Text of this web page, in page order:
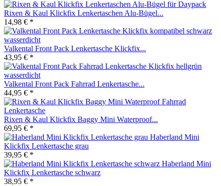
Rixen & Kaul Klickfix Lenkertaschen Alu-Bügel...
14,98 € *
Valkental Front Pack Lenkertasche Klickfix...
43,95 € *
Valkental Front Pack Fahrrad Lenkertasche...
44,95 € *
Rixen & Kaul Klickfix Baggy Mini Waterproof...
69,95 € *
Haberland Mini
Klickfix Lenkertasche grau
39,95 € *
Haberland Mini
Klickfix Lenkertasche schwarz
38,95 € *